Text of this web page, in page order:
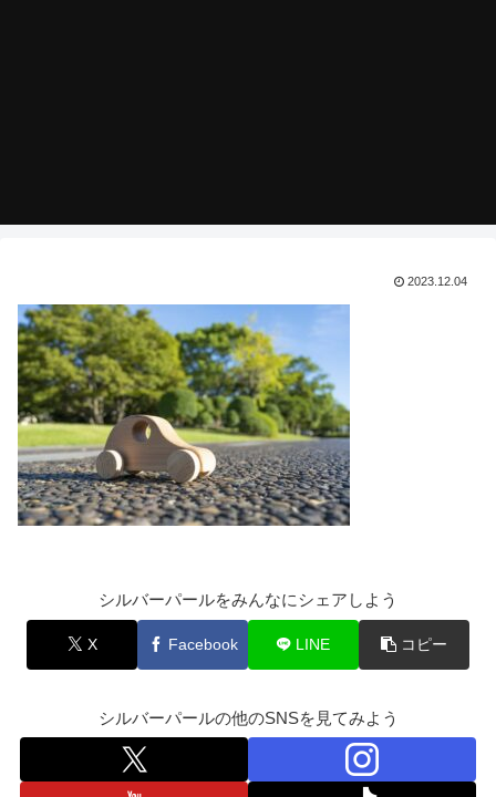
2023.12.04
シルバーパールをみんなにシェアしよう
X Facebook LINE コピー
シルバーパールの他のSNSを見てみよう